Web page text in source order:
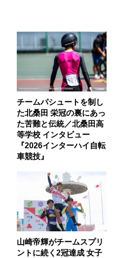
チームパシュートを制し
た北桑田 栄冠の裏にあっ
た苦難と伝統／北桑田高
等学校 インタビュー
『2026インターハイ自転
車競技』
山崎帝輝がチームスプリ
ントに続く2冠達成 女子